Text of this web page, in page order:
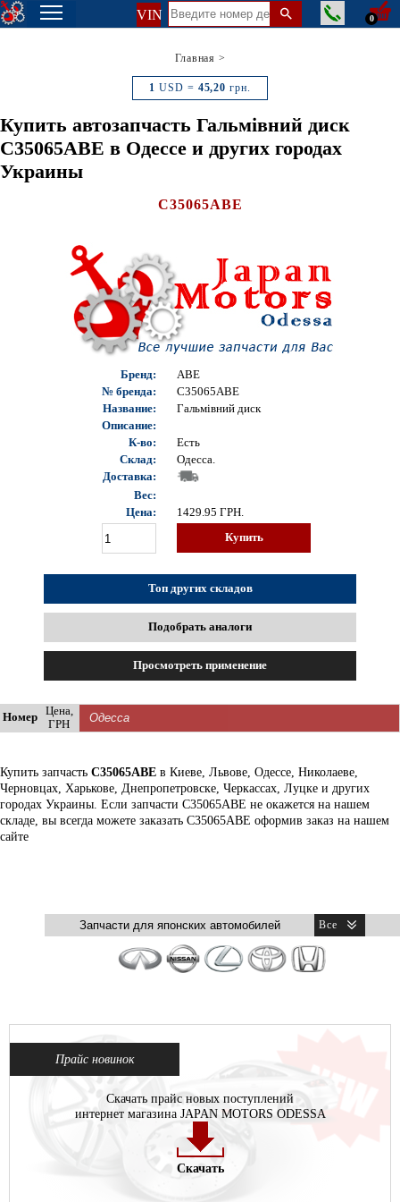
VIN 0
Главная >
1 USD = 45,20 грн.
Купить автозапчасть Гальмівний диск
C35065ABE в Одессе и других городах
Украины
C35065ABE
Бренд:
ABE
№ бренда:
C35065ABE
Название:
Гальмівний диск
Описание:
К-во:
Есть
Склад:
Одесса.
Доставка:
Вес:
Цена:
1429.95 ГРН.
Купить
Топ других складов
Подобрать аналоги
Просмотреть применение
Номер
Цена,
ГРН
Купить запчасть C35065ABE в Киеве, Львове, Одессе, Николаеве,
Черновцах, Харькове, Днепропетровске, Черкассах, Луцке и других
городах Украины. Если запчасти C35065ABE не окажется на нашем
складе, вы всегда можете заказать C35065ABE оформив заказ на нашем
сайте
Прайс новинок
Скачать прайс новых поступлений
интернет магазина JAPAN MOTORS ODESSA
Скачать